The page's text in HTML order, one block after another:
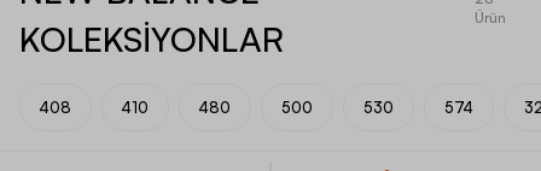
KOLEKSİYONLAR
Ürün
408 410 480 500 530 574